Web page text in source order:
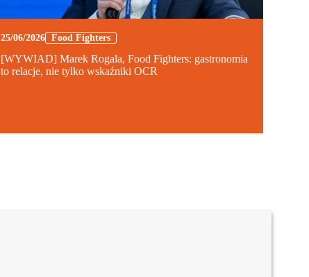
25/06/2026 Food Fighters
[WYWIAD] Marek Rogala, Food Fighters: gastronomia
to relacje, nie tylko wskaźniki OCR